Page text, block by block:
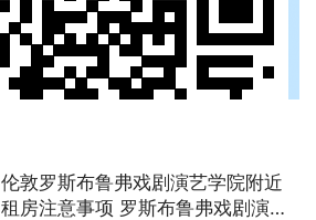
伦敦罗斯布鲁弗戏剧演艺学院附近
租房注意事项 罗斯布鲁弗戏剧演艺